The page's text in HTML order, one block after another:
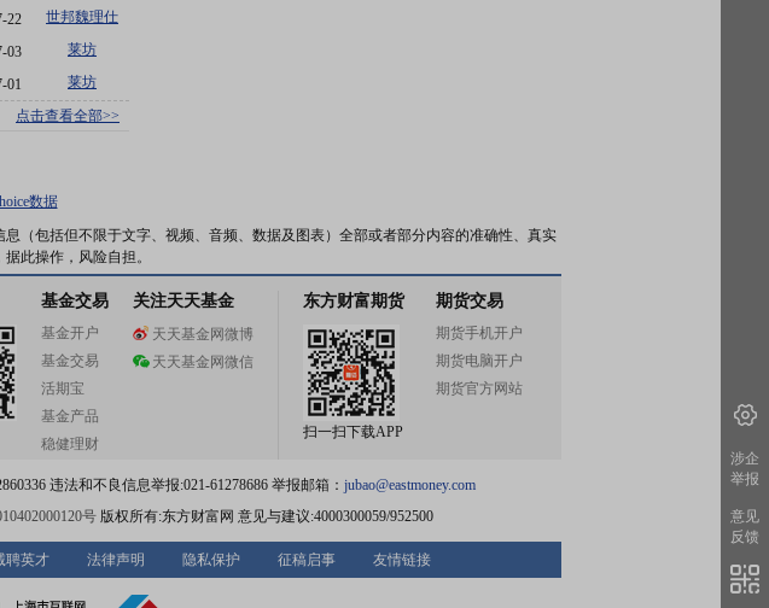
22
世邦魏理仕
03
莱坊
01
莱坊
点击查看全部>>
数据
（包括但不限于文字、视频、音频、数据及图表）全部或者部分内容的准确性、真实
此操作，风险自担。
基金交易
基金开户
基金交易
活期宝
基金产品
稳健理财
关注天天基金
天天基金网微博
天天基金网微信
东方财富期货
扫一扫下载APP
期货交易
期货手机开户
期货电脑开户
期货官方网站
违法和不良信息举报:021-61278686 举报邮箱： jubao@eastmoney.com
号版权所有:东方财富网 意见与建议:4000300059/952500
聘英才 法律声明 隐私保护 征稿启事 友情链接
涉企
举报
意见
反馈